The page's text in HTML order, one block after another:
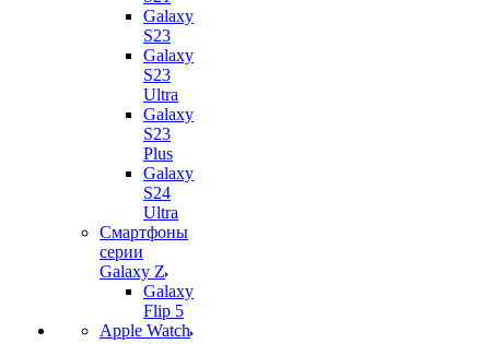
Galaxy
S23
Galaxy
S23
Ultra
Galaxy
S23
Plus
Galaxy
S24
Ultra
Смартфоны
серии
Galaxy Z
Galaxy
Flip 5
Apple Watch